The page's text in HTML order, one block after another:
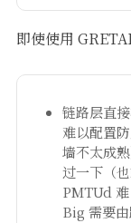
即使使用
链路层直
难以配置
墙不太成
过一下（
PMTUd
Big 需要由